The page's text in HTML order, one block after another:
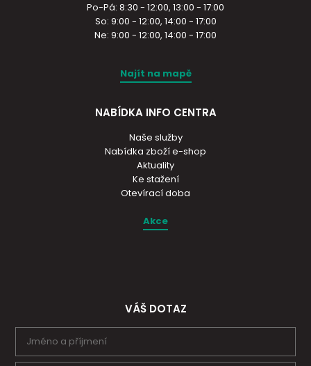
Po-Pá: 8:30 - 12:00, 13:00 - 17:00
So: 9:00 - 12:00, 14:00 - 17:00
Ne: 9:00 - 12:00, 14:00 - 17:00
Najít na mapě
NABÍDKA INFO CENTRA
Naše služby
Nabídka zboží e-shop
Aktuality
Ke stažení
Otevírací doba
Akce
VÁŠ DOTAZ